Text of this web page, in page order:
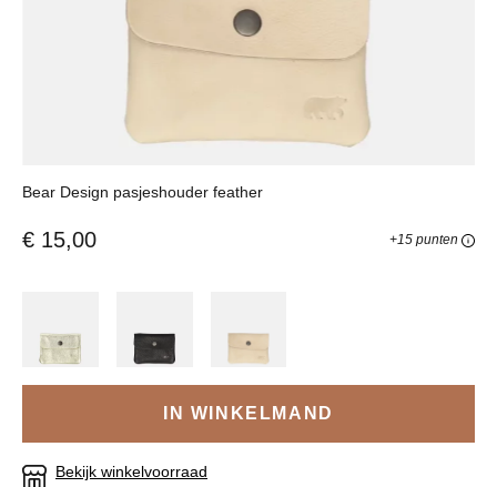
Bear Design pasjeshouder feather
€ 15,00 +15 punten
IN WINKELMAND
Bekijk winkelvoorraad